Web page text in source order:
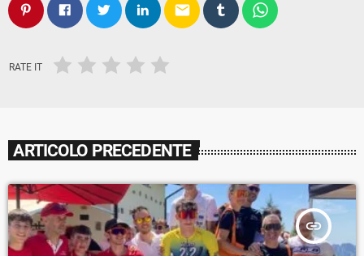
email
RATE IT
ARTICOLO PRECEDENTE
insert_link